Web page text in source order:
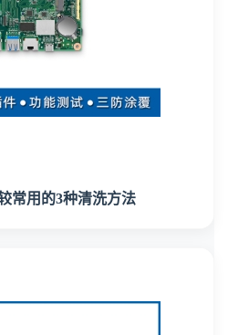
常用的3种清洗方法